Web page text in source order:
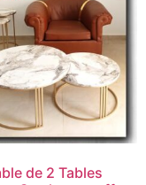
de 2 Tables